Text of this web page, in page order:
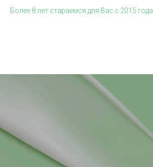
Более 8 лет стараемся для Вас с 2015 года